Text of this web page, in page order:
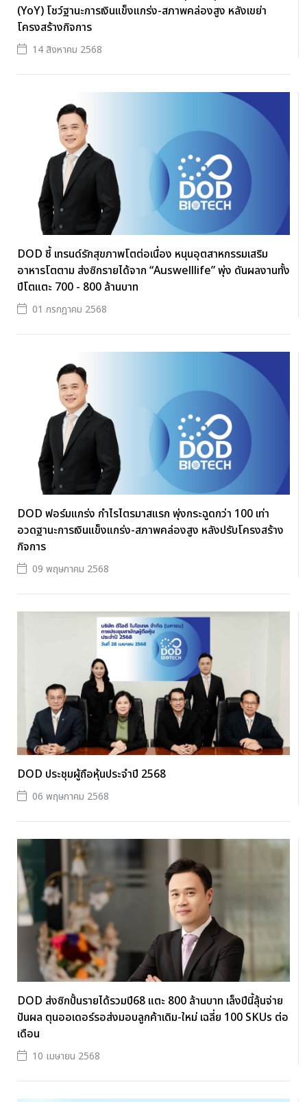
(YoY) โชว์ฐานะการเงินแข็งแกร่ง-สภาพคล่องสูง หลังเขย่า
โครงสร้างกิจการ
14 สิงหาคม 2568
DOD ชี้ เทรนด์รักสุขภาพโตต่อเนื่อง หนุนอุตสาหกรรมเสริม
อาหารโตตาม ส่งซิกรายได้จาก “Auswelllife” พุ่ง ดันผลงานทั้ง
ปีโตแตะ 700 - 800 ล้านบาท
01 กรกฎาคม 2568
DOD ฟอร์มแกร่ง กำไรไตรมาสแรก พุ่งกระฉูดกว่า 100 เท่า
อวดฐานะการเงินแข็งแกร่ง-สภาพคล่องสูง หลังปรับโครงสร้าง
กิจการ
09 พฤษภาคม 2568
DOD ประชุมผู้ถือหุ้นประจำปี 2568
06 พฤษภาคม 2568
DOD ส่งซิกปั้นรายได้รวมปี68 แตะ 800 ล้านบาท เล็งปีนี้ลุ้นจ่าย
ปันผล ตุนออเดอร์รอส่งมอบลูกค้าเดิม-ใหม่ เฉลี่ย 100 SKUs ต่อ
เดือน
10 เมษายน 2568